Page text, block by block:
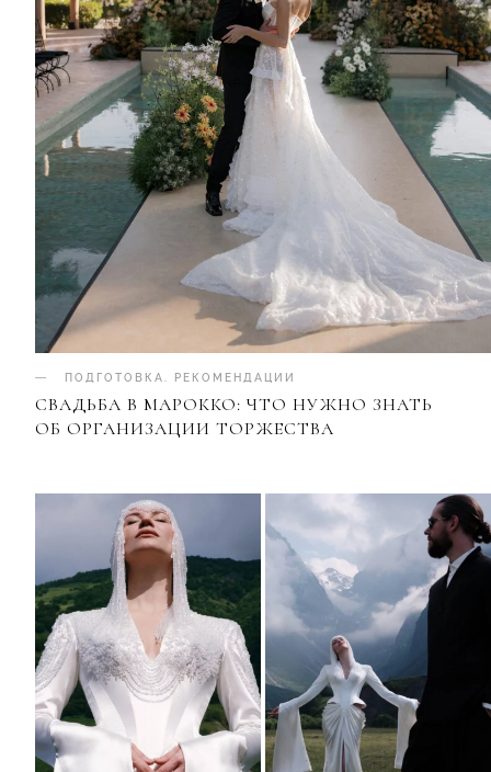
ПОДГОТОВКА РЕКОМЕНДАЦИИ
СВАДЬБА В МАРОККО: ЧТО НУЖНО ЗНАТЬ
ОБ ОРГАНИЗАЦИИ ТОРЖЕСТВА